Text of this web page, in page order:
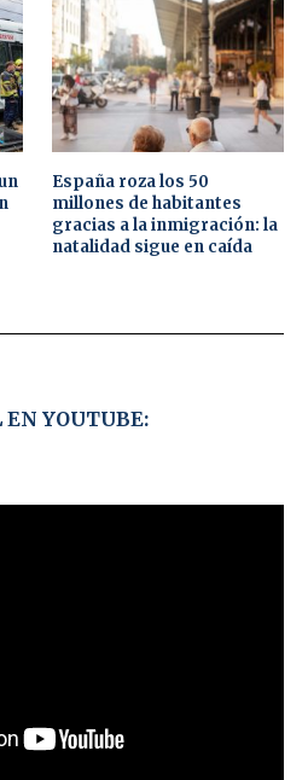
España roza los 50
millones de habitantes
gracias a la inmigración: la
natalidad sigue en caída
EN YOUTUBE: